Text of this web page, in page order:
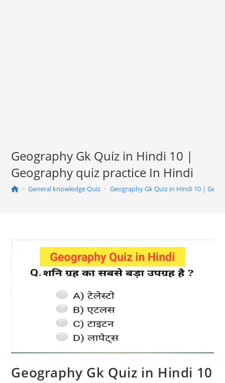
Geography Gk Quiz in Hindi 10 |
Geography quiz practice In Hindi
> General knowledge Quiz > Geography Gk Quiz in Hindi 10 |
Geography Gk Quiz in Hindi 10